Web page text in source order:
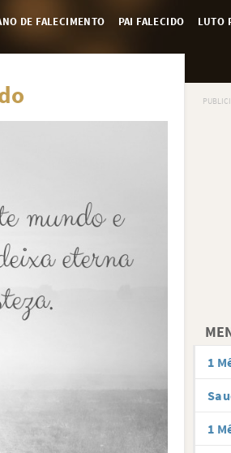
DE FALECIMENTO PAI FALECIDO LUTO
1
1